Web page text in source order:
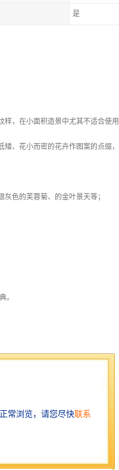
是
，在小面积造景中尤其不适合使用
、花小而密的花卉作图案的点缀，
色的芙蓉菊、的金叶景天等；
。